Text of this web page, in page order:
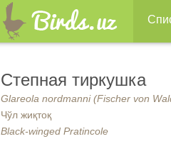
Степная тиркушка
Glareola nordmanni (Fischer von
Чўл жиқтоқ
Black-winged Pratincole